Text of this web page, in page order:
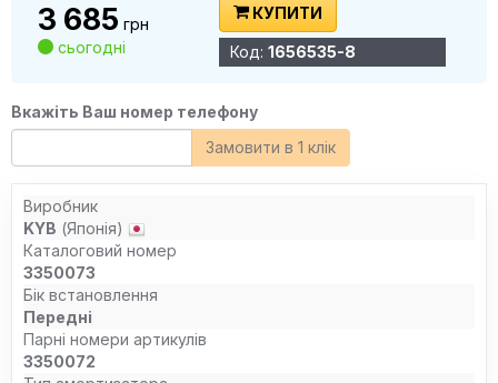
3 685 грн
сьогодні
КУПИТИ
Код: 1656535-8
Вкажіть Ваш номер телефону
Замовити в 1 клік
Виробник
KYB (Японія)
Каталоговий номер
3350073
Бік встановлення
Передні
Парні номери артикулів
3350072